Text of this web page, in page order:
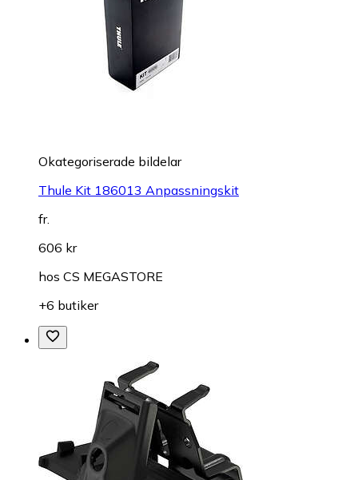
Okategoriserade bildelar
Thule Kit 186013 Anpassningskit
fr.
606 kr
hos CS MEGASTORE
+6 butiker